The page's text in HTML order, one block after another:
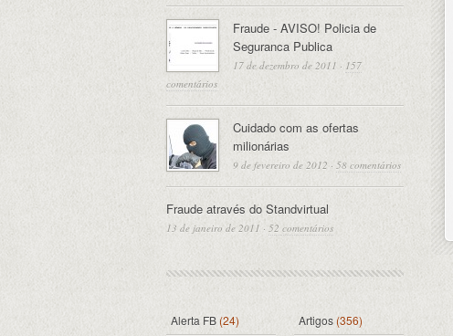
Fraude - AVISO! Policia de
Seguranca Publica
17 de dezembro de 2011 · 157
comentários
Cuidado com as ofertas
milionárias
9 de fevereiro de 2012 · 58 comentários
Fraude através do Standvirtual
13 de janeiro de 2011 · 52 comentários
Alerta FB(24) Artigos(356)